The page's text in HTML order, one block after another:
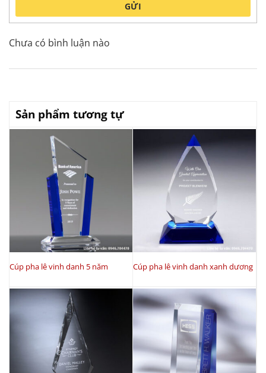
GỬI
Chưa có bình luận nào
Sản phẩm tương tự
Cúp pha lê vinh danh 5 năm Cúp pha lê vinh danh xanh dương